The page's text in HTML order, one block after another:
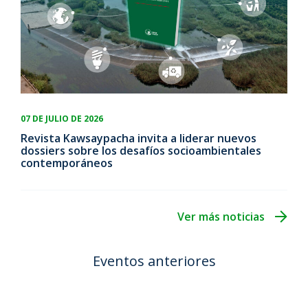
07 DE JULIO DE 2026
Revista Kawsaypacha invita a liderar nuevos
dossiers sobre los desafíos socioambientales
contemporáneos
Ver más noticias
Eventos anteriores